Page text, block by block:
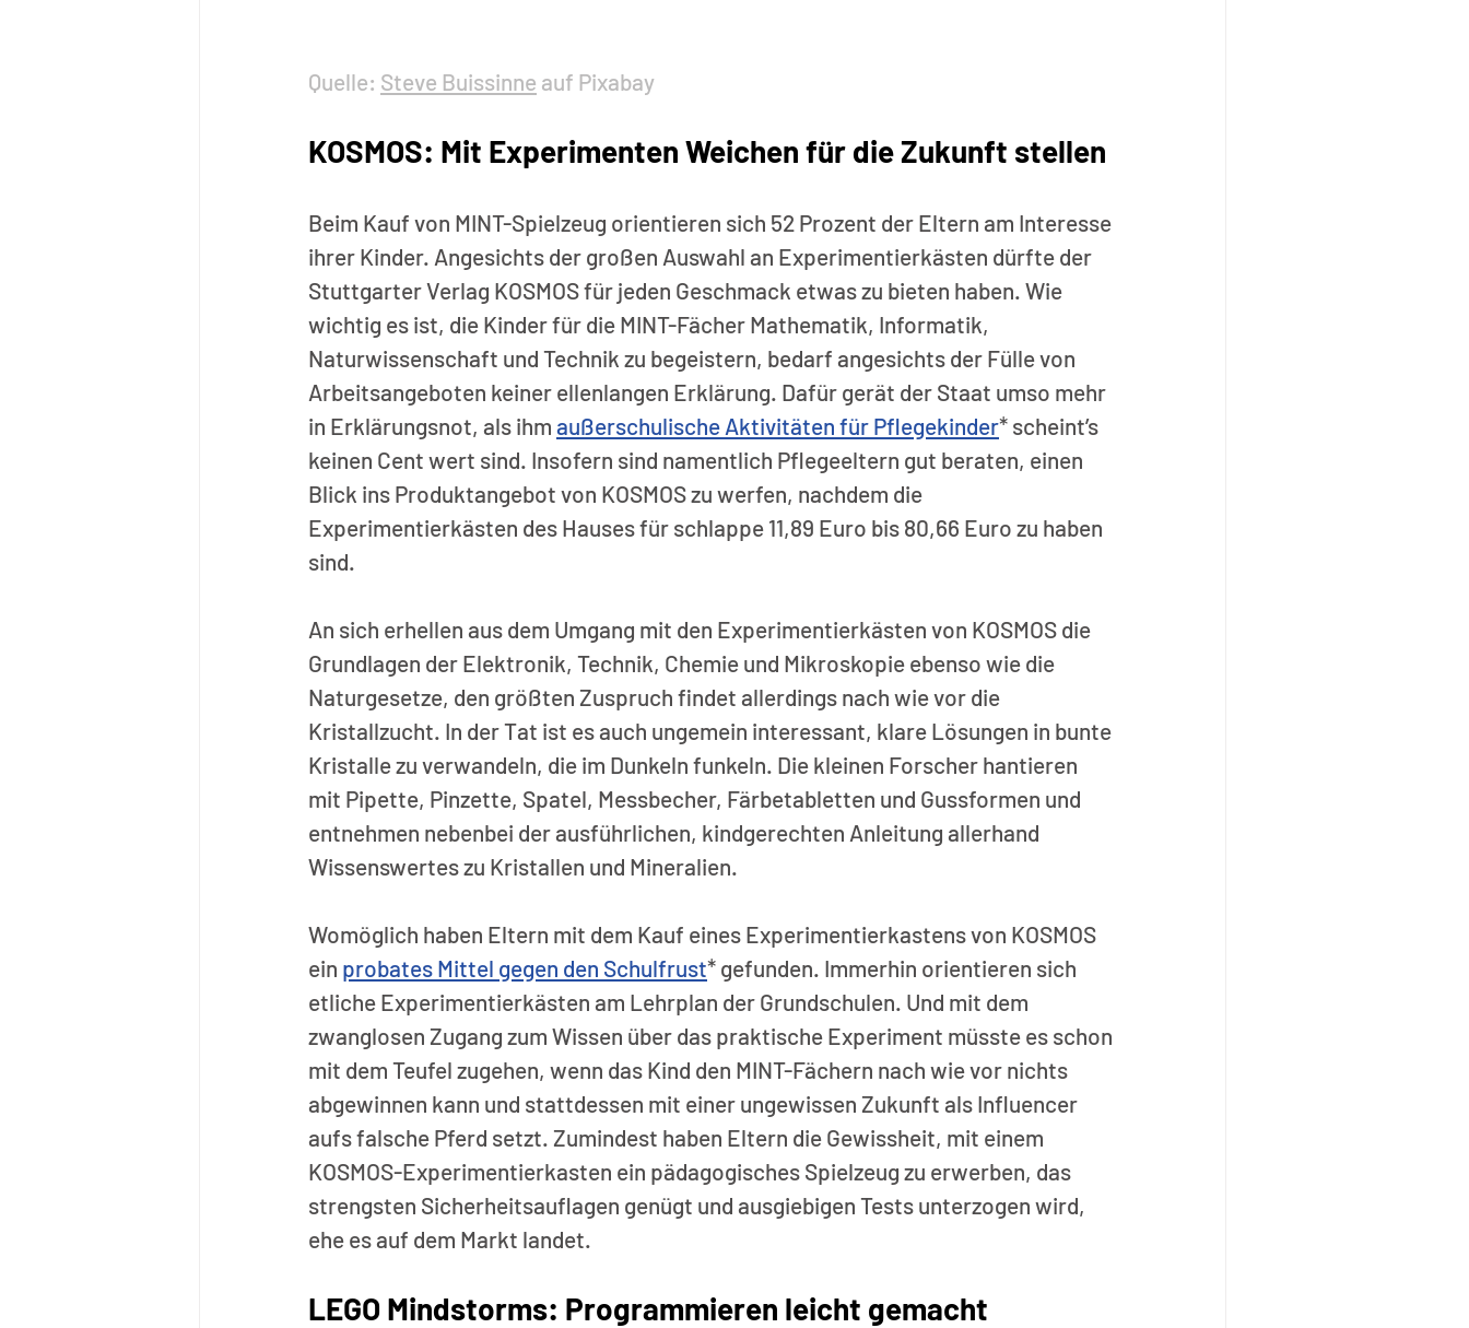
Quelle: Steve Buissinne auf Pixabay
KOSMOS: Mit Experimenten Weichen für die Zukunft stellen
Beim Kauf von MINT-Spielzeug orientieren sich 52 Prozent der Eltern am Interesse
ihrer Kinder. Angesichts der großen Auswahl an Experimentierkästen dürfte der
Stuttgarter Verlag KOSMOS für jeden Geschmack etwas zu bieten haben. Wie
wichtig es ist, die Kinder für die MINT-Fächer Mathematik, Informatik,
Naturwissenschaft und Technik zu begeistern, bedarf angesichts der Fülle von
Arbeitsangeboten keiner ellenlangen Erklärung. Dafür gerät der Staat umso mehr
in Erklärungsnot, als ihm außerschulische Aktivitäten für Pflegekinder* scheint’s
keinen Cent wert sind. Insofern sind namentlich Pflegeeltern gut beraten, einen
Blick ins Produktangebot von KOSMOS zu werfen, nachdem die
Experimentierkästen des Hauses für schlappe 11,89 Euro bis 80,66 Euro zu haben
sind.
An sich erhellen aus dem Umgang mit den Experimentierkästen von KOSMOS die
Grundlagen der Elektronik, Technik, Chemie und Mikroskopie ebenso wie die
Naturgesetze, den größten Zuspruch findet allerdings nach wie vor die
Kristallzucht. In der Tat ist es auch ungemein interessant, klare Lösungen in bunte
Kristalle zu verwandeln, die im Dunkeln funkeln. Die kleinen Forscher hantieren
mit Pipette, Pinzette, Spatel, Messbecher, Färbetabletten und Gussformen und
entnehmen nebenbei der ausführlichen, kindgerechten Anleitung allerhand
Wissenswertes zu Kristallen und Mineralien.
Womöglich haben Eltern mit dem Kauf eines Experimentierkastens von KOSMOS
ein probates Mittel gegen den Schulfrust* gefunden. Immerhin orientieren sich
etliche Experimentierkästen am Lehrplan der Grundschulen. Und mit dem
zwanglosen Zugang zum Wissen über das praktische Experiment müsste es schon
mit dem Teufel zugehen, wenn das Kind den MINT-Fächern nach wie vor nichts
abgewinnen kann und stattdessen mit einer ungewissen Zukunft als Influencer
aufs falsche Pferd setzt. Zumindest haben Eltern die Gewissheit, mit einem
KOSMOS-Experimentierkasten ein pädagogisches Spielzeug zu erwerben, das
strengsten Sicherheitsauflagen genügt und ausgiebigen Tests unterzogen wird,
ehe es auf dem Markt landet.
LEGO Mindstorms: Programmieren leicht gemacht